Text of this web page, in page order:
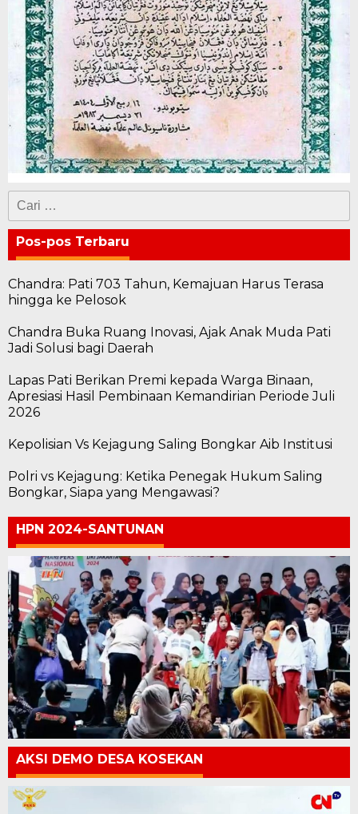
Cari
untuk:
Pos-pos Terbaru
Chandra: Pati 703 Tahun, Kemajuan Harus Terasa
hingga ke Pelosok
Chandra Buka Ruang Inovasi, Ajak Anak Muda Pati
Jadi Solusi bagi Daerah
Lapas Pati Berikan Premi kepada Warga Binaan,
Apresiasi Hasil Pembinaan Kemandirian Periode Juli
2026
Kepolisian Vs Kejagung Saling Bongkar Aib Institusi
Polri vs Kejagung: Ketika Penegak Hukum Saling
Bongkar, Siapa yang Mengawasi?
HPN 2024-SANTUNAN
AKSI DEMO DESA KOSEKAN